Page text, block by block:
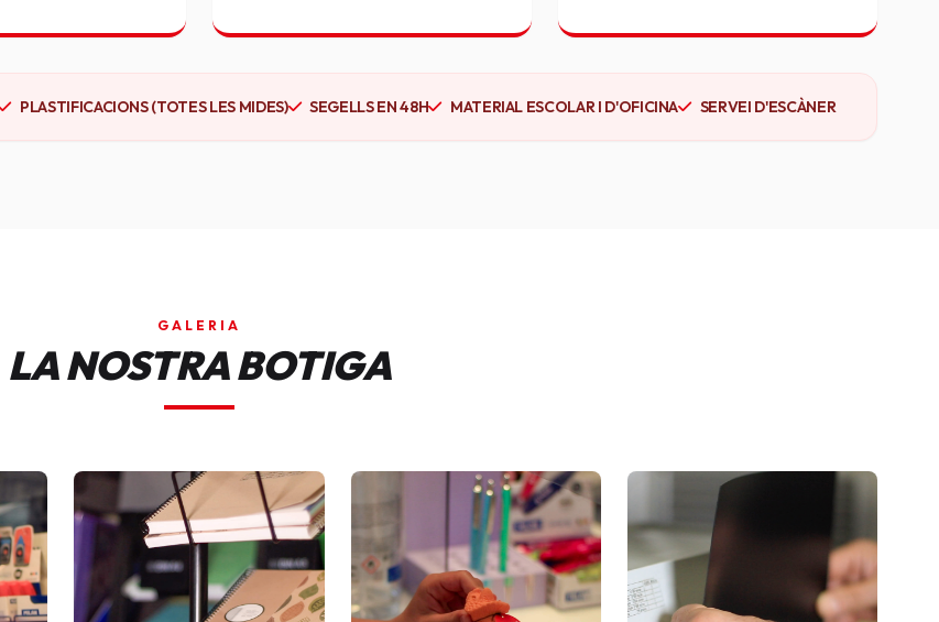
PLASTIFICACIONS (TOTES LES MIDES) SEGELLS EN 48H MATERIAL ESCOLAR I D'OFICINA SERVEI D'ESCÀNER
GALERIA
LA NOSTRA BOTIGA